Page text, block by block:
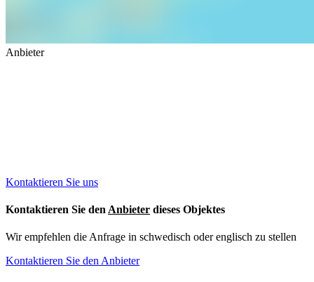
Anbieter
Kontaktieren Sie uns
Kontaktieren Sie den Anbieter dieses Objektes
Wir empfehlen die Anfrage in schwedisch oder englisch zu stellen
Kontaktieren Sie den Anbieter